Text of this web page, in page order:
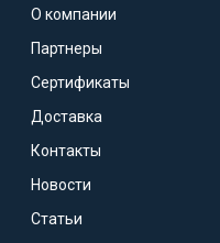
О компании
Партнеры
Сертификаты
Доставка
Контакты
Новости
Статьи